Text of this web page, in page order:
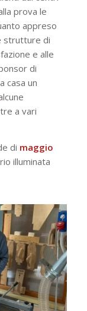
prova le
appreso
strutture di
e alle
di
casa un
a vari
di maggio
illuminata